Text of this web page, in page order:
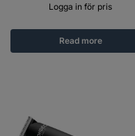
Logga in för pris
Read more